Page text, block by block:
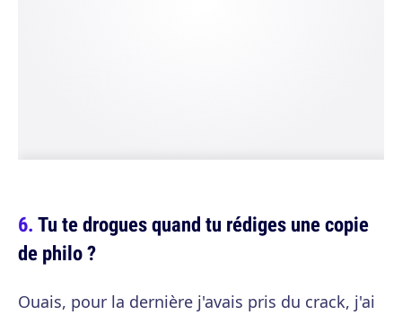
Tu te drogues quand tu rédiges une copie
de philo ?
Ouais, pour la dernière j'avais pris du crack, j'ai